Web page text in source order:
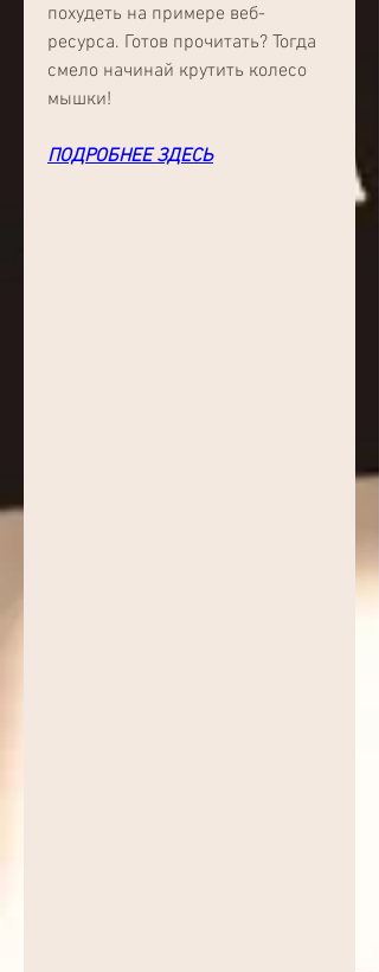
похудеть на примере веб-
ресурса. Готов прочитать? Тогда
смело начинай крутить колесо
мышки!
ПОДРОБНЕЕ ЗДЕСЬ